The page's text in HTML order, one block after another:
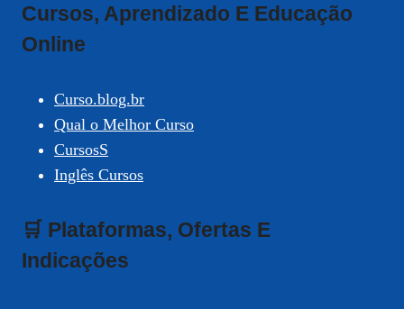
Cursos, Aprendizado E Educação
Online
Curso.blog.br
Qual o Melhor Curso
CursosS
Inglês Cursos
🛒 Plataformas, Ofertas E
Indicações